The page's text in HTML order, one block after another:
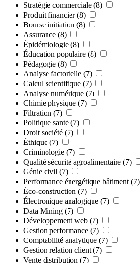
Stratégie commerciale (8)
Produit financier (8)
Bourse initiation (8)
Assurance (8)
Épidémiologie (8)
Éducation populaire (8)
Pédagogie (8)
Analyse factorielle (7)
Calcul scientifique (7)
Analyse numérique (7)
Chimie physique (7)
Filtration (7)
Politique santé (7)
Droit société (7)
Éthique (7)
Criminologie (7)
Qualité sécurité agroalimentaire (7)
Génie civil (7)
Performance énergétique bâtiment (7)
Éco-construction (7)
Électronique analogique (7)
Data Mining (7)
Développement web (7)
Gestion performance (7)
Comptabilité analytique (7)
Gestion relation client (7)
Vente distribution (7)